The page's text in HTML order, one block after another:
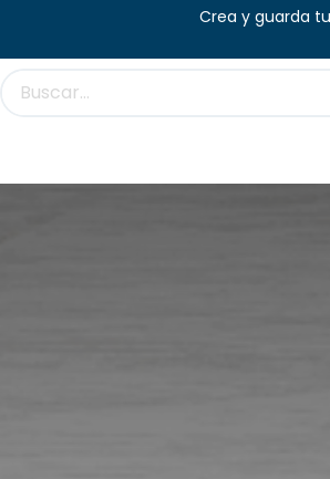
- 14:00 (V) Crea y